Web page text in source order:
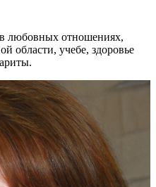
любовных отношениях,
области, учебе, здоровье